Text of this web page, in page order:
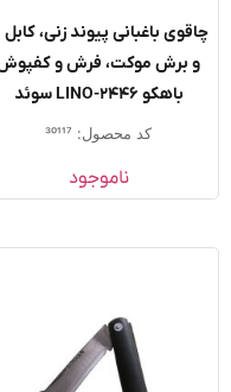
باغبانی پیوند زنی، کابل بر
برش موکت، فرش و کفپوش
باهکو ۲۴۴۶-LINO سوئد
کد محصول: 30117
ناموجود